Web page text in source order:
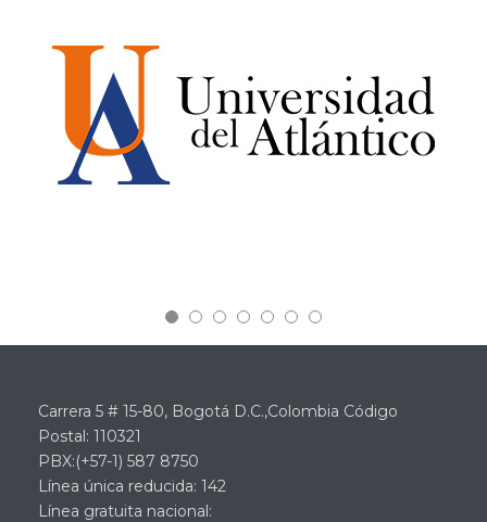
Carrera 5 # 15-80, Bogotá D.C.,Colombia Código
Postal: 110321
PBX:(+57-1) 587 8750
Línea única reducida: 142
Línea gratuita nacional: